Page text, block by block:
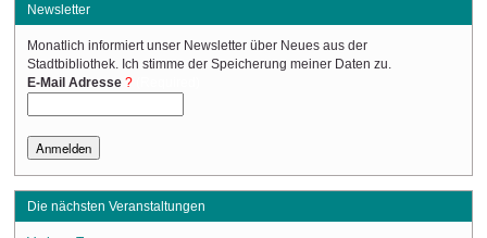
Newsletter
Monatlich informiert unser Newsletter über Neues aus der
Stadtbibliothek. Ich stimme der Speicherung meiner Daten zu.
E-Mail Adresse
Die nächsten Veranstaltungen